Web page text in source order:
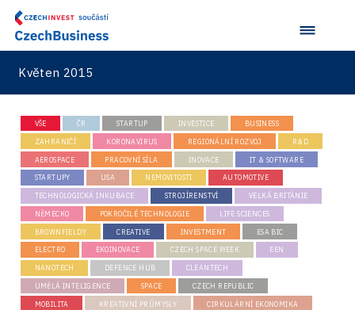
Květen 2015
VŠE ČR STARTUP INVESTICE BUSINESS
ZAHRANIČÍ KORONAVIRUS REGIONÁLNÍ ROZVOJ R&D
AEROSPACE PRACOVNÍ SÍLA INOVACE IT & SOFTWARE
STARTUPY USA NEMOVITOSTI AUTOMOTIVE
TECHNOLOGICKÁ INKUBACE STROJÍRENSTVÍ VELKÁ BRITÁNIE
NĚMECKO POKROČILÉ TECHNOLOGIE LIFE SCIENCES
BROWNFIELDY CREATIVE INVESTMENT ESA BIC
ELECTRO EKOINOVACE CZECH SPACE WEEK EEN
NANOTECH DEFENCE HUB CLEANTECH
UMĚLÁ INTELIGENCE SPACE CZECH REPUBLIC
MOBILITA KREATIVNÍ PRŮMYSLY CIRKULÁRNÍ EKONOMIKA